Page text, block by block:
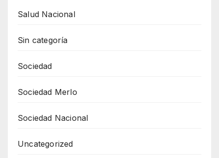
Salud Nacional
Sin categoría
Sociedad
Sociedad Merlo
Sociedad Nacional
Uncategorized